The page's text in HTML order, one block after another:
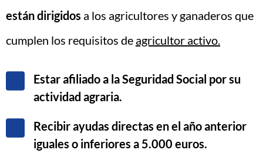
están dirigidos a los agricultores y ganaderos que
cumplen los requisitos de agricultor activo.
Estar afiliado a la Seguridad Social por su
actividad agraria.
Recibir ayudas directas en el año anterior
iguales o inferiores a 5.000 euros.